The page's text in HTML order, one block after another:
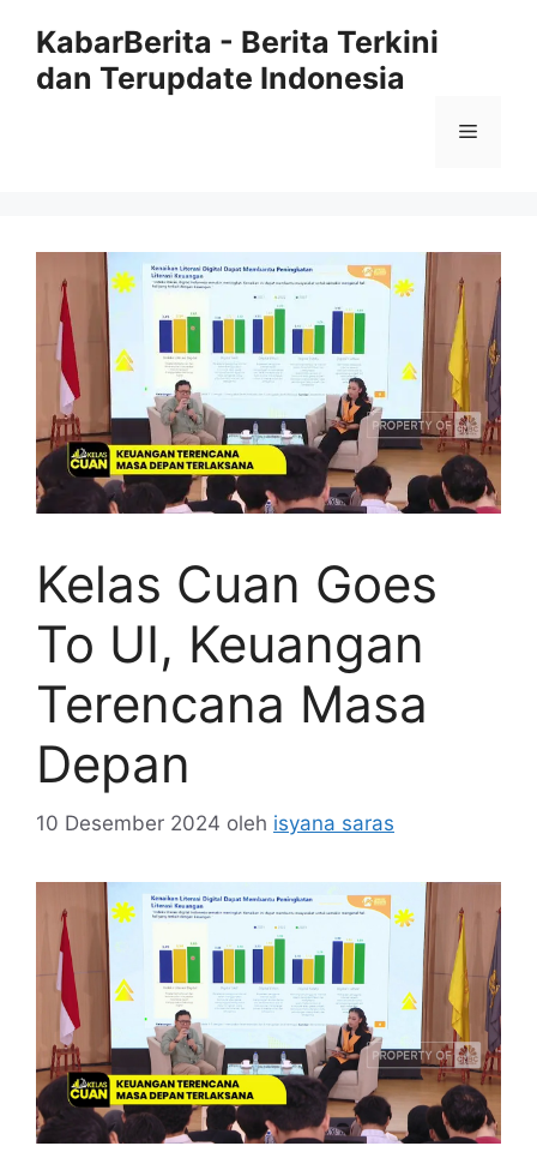
KabarBerita - Berita Terkini
dan Terupdate Indonesia
Menu
Kelas Cuan Goes
To UI, Keuangan
Terencana Masa
Depan
10 Desember 2024 oleh isyana saras